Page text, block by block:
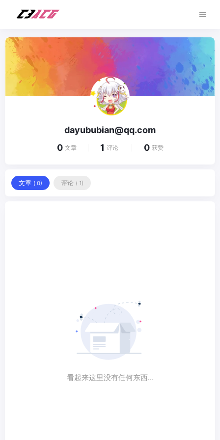
dayububian@qq.com
0 文章 1 评论 0 获赞
文章 ( 0) 评论 ( 1)
看起来这里没有任何东西…